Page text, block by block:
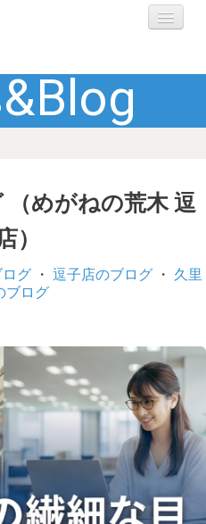
（めがねの荒木 逗
）
グ ・ 逗子店のブログ ・ 久里
ブログ